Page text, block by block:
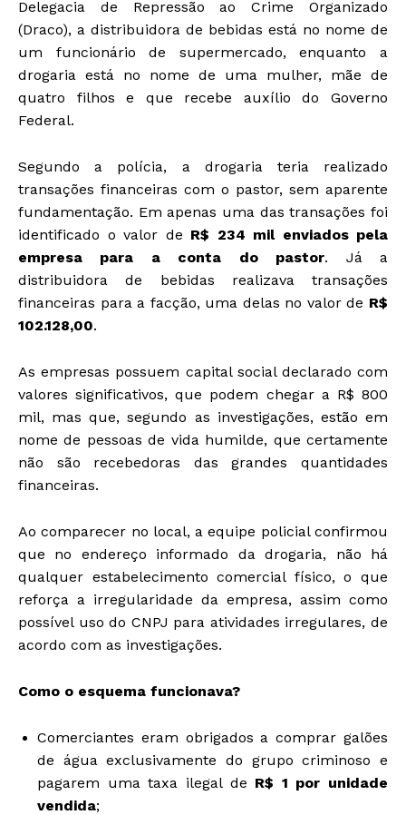
Delegacia de Repressão ao Crime Organizado
(Draco), a distribuidora de bebidas está no nome de
um funcionário de supermercado, enquanto a
drogaria está no nome de uma mulher, mãe de
quatro filhos e que recebe auxílio do Governo
Federal.
Segundo a polícia, a drogaria teria realizado
transações financeiras com o pastor, sem aparente
fundamentação. Em apenas uma das transações foi
identificado o valor de R$ 234 mil enviados pela
empresa para a conta do pastor. Já a
distribuidora de bebidas realizava transações
financeiras para a facção, uma delas no valor de R$
102.128,00.
As empresas possuem capital social declarado com
valores significativos, que podem chegar a R$ 800
mil, mas que, segundo as investigações, estão em
nome de pessoas de vida humilde, que certamente
não são recebedoras das grandes quantidades
financeiras.
Ao comparecer no local, a equipe policial confirmou
que no endereço informado da drogaria, não há
qualquer estabelecimento comercial físico, o que
reforça a irregularidade da empresa, assim como
possível uso do CNPJ para atividades irregulares, de
acordo com as investigações.
Como o esquema funcionava?
Comerciantes eram obrigados a comprar galões
de água exclusivamente do grupo criminoso e
pagarem uma taxa ilegal de R$ 1 por unidade
vendida;